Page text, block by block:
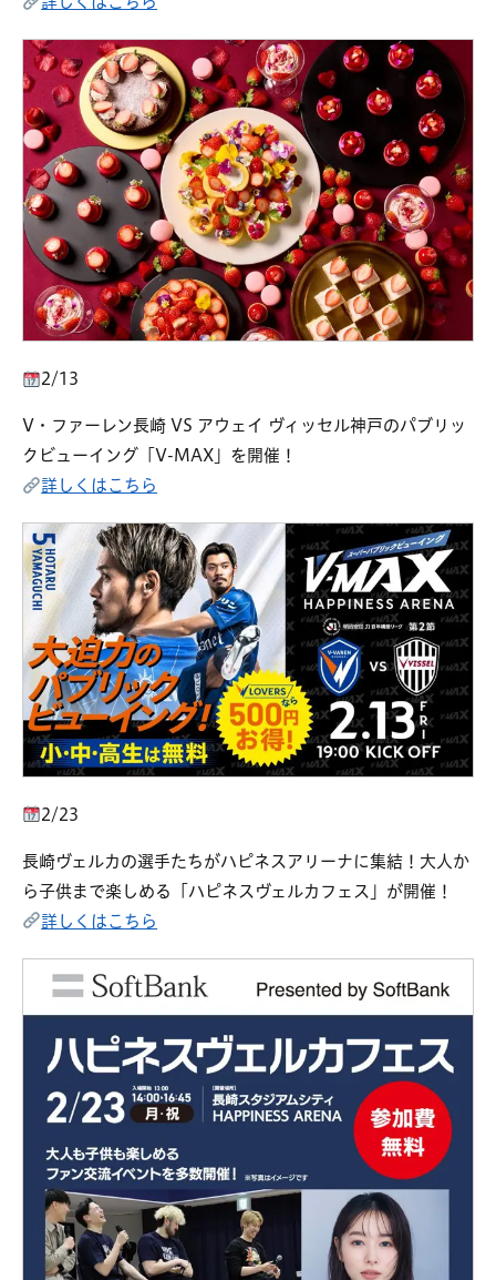
2/13
V・ファーレン長崎 VS アウェイ ヴィッセル神戸のパブリッ
クビューイング「V-MAX」を開催！
詳しくはこちら
2/23
長崎ヴェルカの選手たちがハピネスアリーナに集結！大人か
ら子供まで楽しめる「ハピネスヴェルカフェス」が開催！
詳しくはこちら